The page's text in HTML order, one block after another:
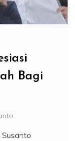
Bagi